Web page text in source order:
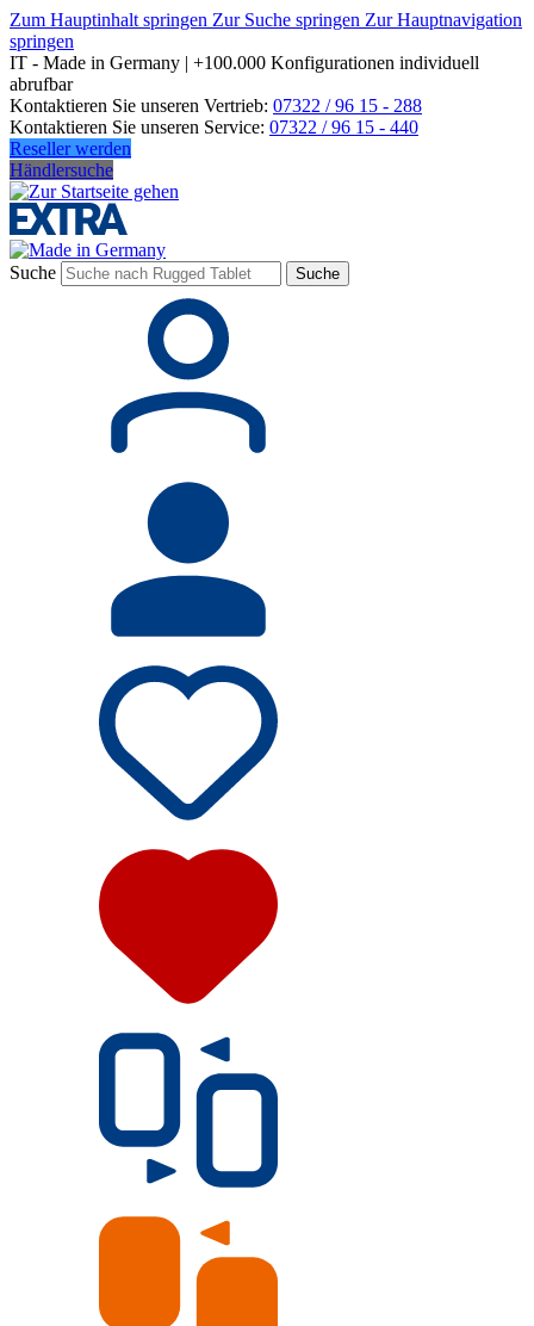
Zum Hauptinhalt springen Zur Suche springen Zur Hauptnavigation
springen
IT - Made in Germany | +100.000 Konfigurationen individuell
abrufbar
Kontaktieren Sie unseren Vertrieb: 07322 / 96 15 - 288
Kontaktieren Sie unseren Service: 07322 / 96 15 - 440
Reseller werden
Händlersuche
Suche Suche